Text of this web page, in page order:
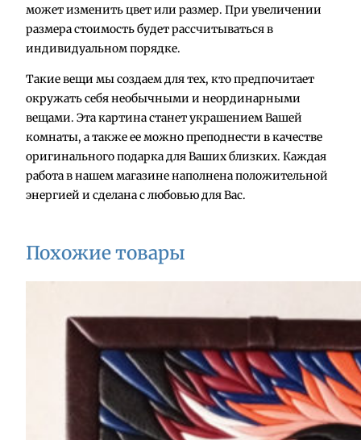
в
о
т
в
а
р
а
К
а
р
и
н
а
может изменить цвет или размер. При увеличении
размера стоимость будет рассчитываться в
индивидуальном порядке.
Такие вещи мы создаем для тех, кто предпочитает
окружать себя необычными и неординарными
вещами. Эта картина станет украшением Вашей
комнаты, а также ее можно преподнести в качестве
оригинального подарка для Ваших близких. Каждая
работа в нашем магазине наполнена положительной
энергией и сделана с любовью для Вас.
Похожие товары